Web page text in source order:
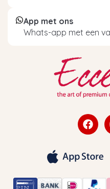
App met ons
Whats-app met een